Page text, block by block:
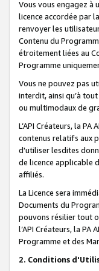
Vous vous engagez à
licence accordée par
renvoyer les
Contenu du
étroitement liées au
Programme
Vous ne pouvez pas
interdit, ainsi qu’à
ou multimodaux de
L’API Créateurs, la
contenus relatifs aux
d'utiliser lesdites
de licence applicable
affiliés.
La Licence sera
Documents du
pouvons résilier tout
l’API Créateurs, la
Programme et des
2. Conditions